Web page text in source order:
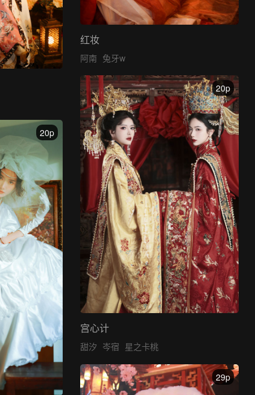
红妆
阿南 兔牙w
20p
宫心计
甜汐 岑宿 星之卡桃
20p
29p